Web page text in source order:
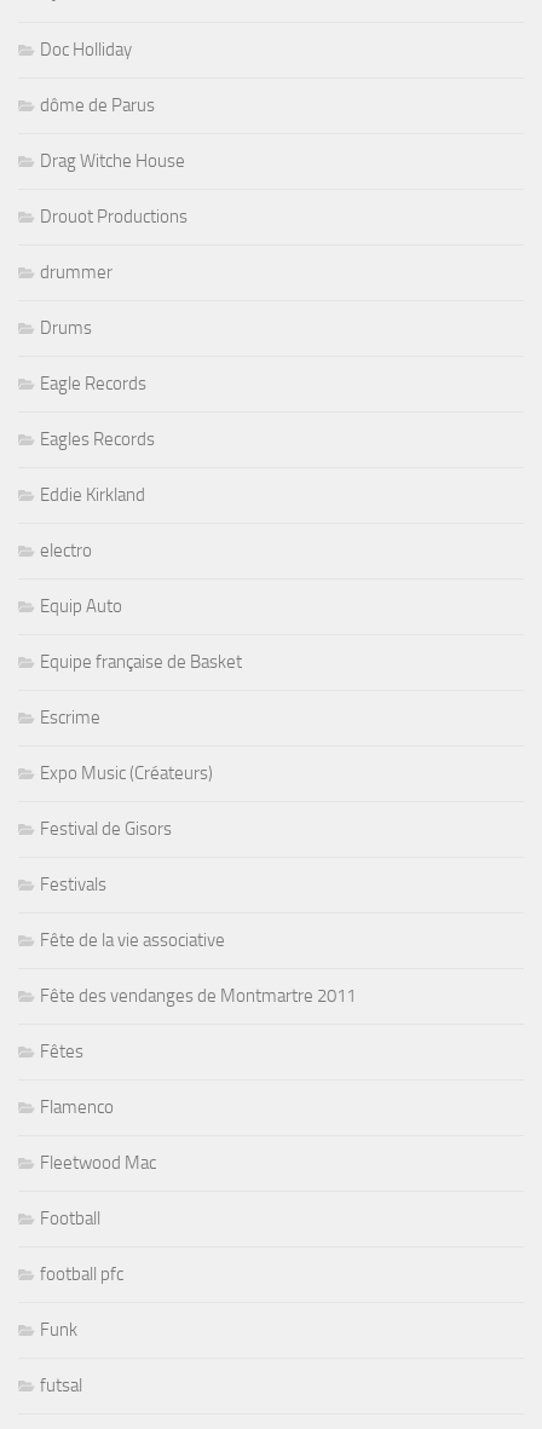
Doc Holliday
dôme de Parus
Drag Witche House
Drouot Productions
drummer
Drums
Eagle Records
Eagles Records
Eddie Kirkland
electro
Equip Auto
Equipe française de Basket
Escrime
Expo Music (Créateurs)
Festival de Gisors
Festivals
Fête de la vie associative
Fête des vendanges de Montmartre 2011
Fêtes
Flamenco
Fleetwood Mac
Football
football pfc
Funk
futsal